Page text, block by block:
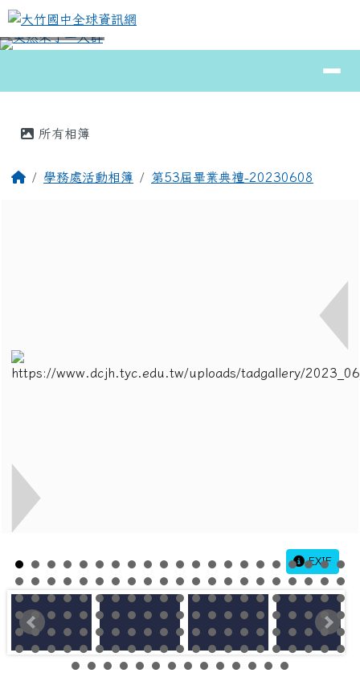
跳至主內容區
大竹國中全球資訊網
⏸
所有相簿
回首頁學務處活動相簿 第53屆畢業典禮-20230608
EXIF